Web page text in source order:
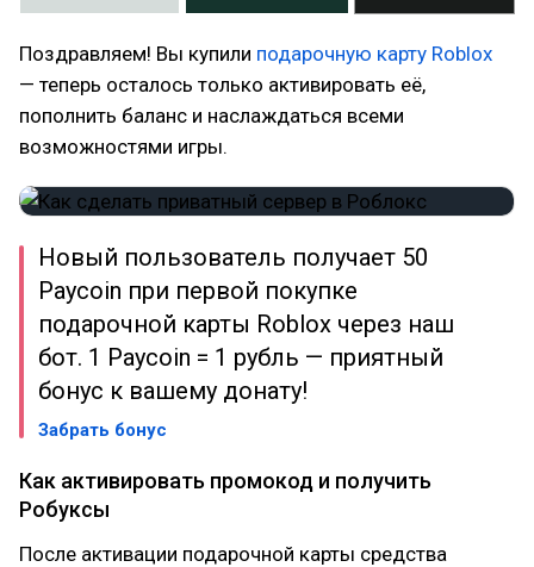
Поздравляем! Вы купили подарочную карту Roblox
— теперь осталось только активировать её,
пополнить баланс и наслаждаться всеми
возможностями игры.
Новый пользователь получает 50
Paycoin при первой покупке
подарочной карты Roblox через наш
бот. 1 Paycoin = 1 рубль — приятный
бонус к вашему донату!
Забрать бонус
Как активировать промокод и получить
Робуксы
После активации подарочной карты средства